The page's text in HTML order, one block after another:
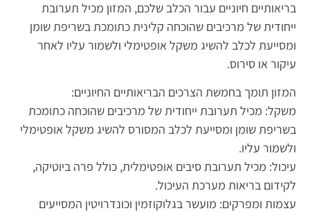
בריאותיים חיוניים עבור הכלב שלכם, המזון מכיל תערובת
ייחודית של מרכיבים שהוכחה קלינית כתומכת בשריפת שומן
ומסייעת לכלב להשיג משקל אופטימלי ולשמור עליו לאחר
עיקור או סירוס.
המזון תומך בחמשת הצרכים הבריאותיים החיוניים:
משקל: מכיל תערובת ייחודית של מרכיבים שהוכחה כתומכת
בשריפת שומן ומסייעת לכלב המסורס להשיג משקל אופטימלי
ולשמור עליו.
עיכול: מכיל תערובת סיבים אופטימלית, כולל פרה ביוטיקה,
לקידום בריאות מערכת העיכול.
עצמות ומפרקים: מועשר בגלוקוזמין וכונדרויטין המסייעים